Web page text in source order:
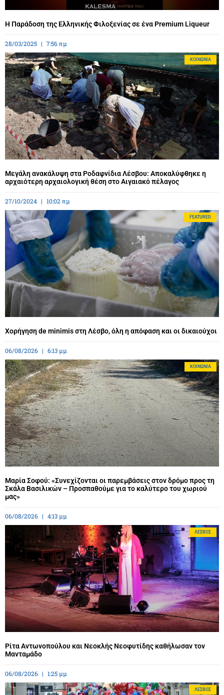
Η Παράδοση της Ελληνικής Φιλοξενίας σε ένα Premium Liqueur
28/03/2025 7:56 πμ
ΚΟΙΝΩΝΊΑ
Μεγάλη ανακάλυψη στα Ροδαφνίδια Λέσβου: Αποκαλύφθηκε η
αρχαιότερη αρχαιολογική θέση στο Αιγαιακό πέλαγος
27/10/2024 10:02 πμ
FEATURED
Χορήγηση de minimis στη Λέσβο, όλη η απόφαση και οι δικαιούχοι
06/08/2026 6:13 μμ
ΚΟΙΝΩΝΊΑ
Μαρία Σοφού: «Συνεχίζονται οι παρεμβάσεις στον δρόμο προς τη
Σκάλα Βασιλικών – Προσπαθούμε για το καλύτερο του χωριού
μας»
06/08/2026 4:13 μμ
ΛΈΣΒΟΣ
Ρίτα Αντωνοπούλου και Νεοκλής Νεοφυτίδης καθήλωσαν τον
Μανταμάδο
06/08/2026 1:25 μμ
ΛΈΣΒΟΣ